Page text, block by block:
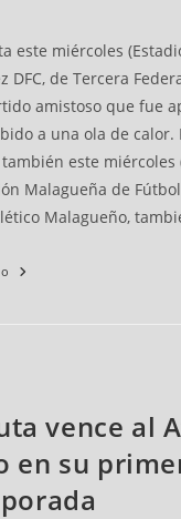
este miércoles
DFC, de Tercera
amistoso que fue
a una ola de calor.
este miércoles
Malagueña de
Malagueño,
vence al
en su